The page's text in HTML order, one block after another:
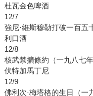
杜瓦金色啤酒
12/7
強尼·維斯穆勒打破一百五
利口酒
12/8
核武禁擴條約（一九八七年
伏特加馬丁尼
12/9
佛利次·梅塔格的生日（一